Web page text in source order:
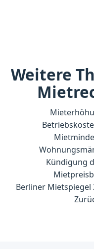
Weitere
Kündigung
Berliner Mietspiegel